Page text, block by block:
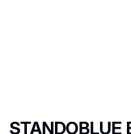
STANDOBLUE